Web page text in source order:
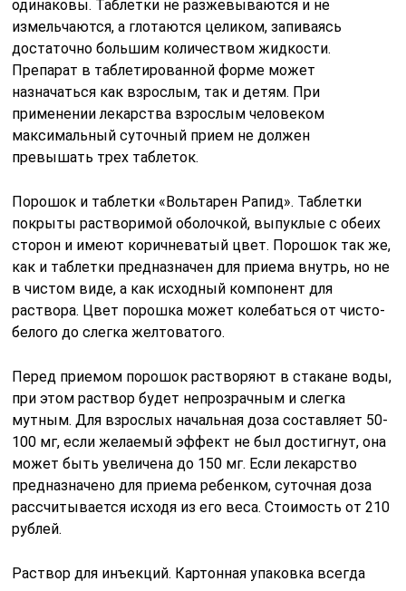
одинаковы. Таблетки не разжевываются и не
измельчаются, а глотаются целиком, запиваясь
достаточно большим количеством жидкости.
Препарат в таблетированной форме может
назначаться как взрослым, так и детям. При
применении лекарства взрослым человеком
максимальный суточный прием не должен
превышать трех таблеток.
Порошок и таблетки «Вольтарен Рапид». Таблетки
покрыты растворимой оболочкой, выпуклые с обеих
сторон и имеют коричневатый цвет. Порошок так же,
как и таблетки предназначен для приема внутрь, но не
в чистом виде, а как исходный компонент для
раствора. Цвет порошка может колебаться от чисто-
белого до слегка желтоватого.
Перед приемом порошок растворяют в стакане воды,
при этом раствор будет непрозрачным и слегка
мутным. Для взрослых начальная доза составляет 50-
100 мг, если желаемый эффект не был достигнут, она
может быть увеличена до 150 мг. Если лекарство
предназначено для приема ребенком, суточная доза
рассчитывается исходя из его веса. Стоимость от 210
рублей.
Раствор для инъекций. Картонная упаковка всегда